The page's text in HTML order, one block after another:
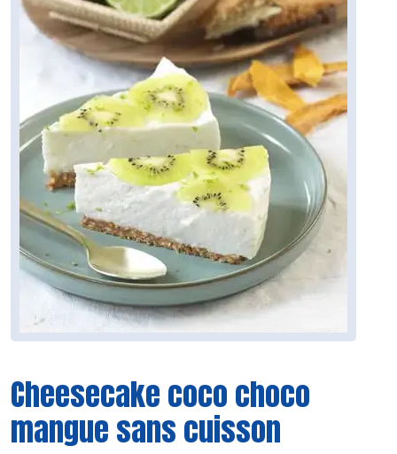
Cheesecake coco choco
mangue sans cuisson